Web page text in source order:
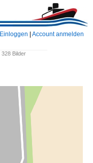
Einloggen Account anmelden
328 Bilder